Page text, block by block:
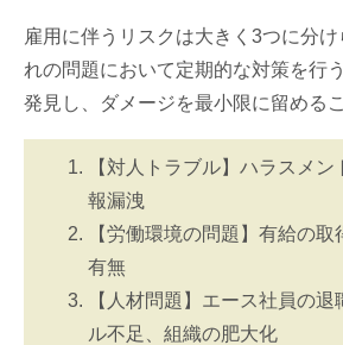
雇用に伴うリスクは大きく3つに分
れの問題において定期的な対策を行
発見し、ダメージを最小限に留める
【対人トラブル】ハラスメ
報漏洩
【労働環境の問題】有給の
有無
【人材問題】エース社員の
ル不足、組織の肥大化